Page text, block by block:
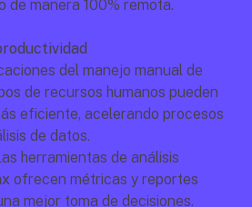
de manera 100% remota.
del manejo manual de
de recursos humanos pueden
eficiente, acelerando procesos
de datos.
herramientas de análisis
ofrecen métricas y reportes
mejor toma de decisiones.